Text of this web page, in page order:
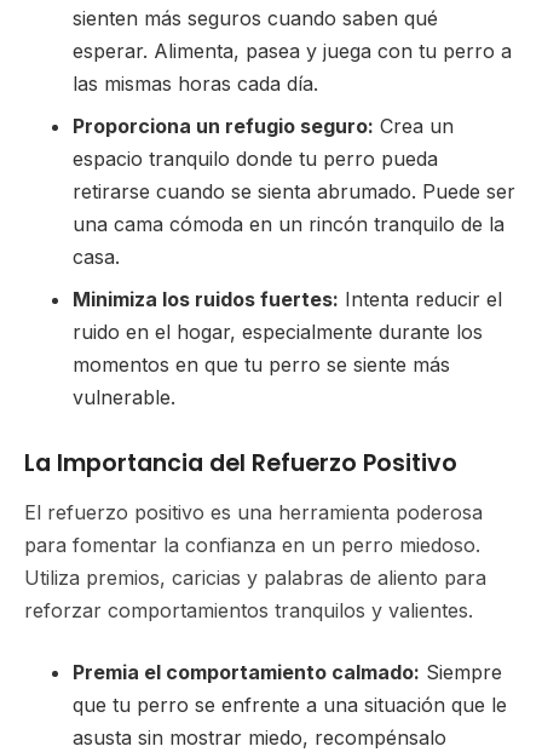
sienten más seguros cuando saben qué
esperar. Alimenta, pasea y juega con tu perro a
las mismas horas cada día.
Proporciona un refugio seguro: Crea un
espacio tranquilo donde tu perro pueda
retirarse cuando se sienta abrumado. Puede ser
una cama cómoda en un rincón tranquilo de la
casa.
Minimiza los ruidos fuertes: Intenta reducir el
ruido en el hogar, especialmente durante los
momentos en que tu perro se siente más
vulnerable.
La Importancia del Refuerzo Positivo
El refuerzo positivo es una herramienta poderosa
para fomentar la confianza en un perro miedoso.
Utiliza premios, caricias y palabras de aliento para
reforzar comportamientos tranquilos y valientes.
Premia el comportamiento calmado: Siempre
que tu perro se enfrente a una situación que le
asusta sin mostrar miedo, recompénsalo